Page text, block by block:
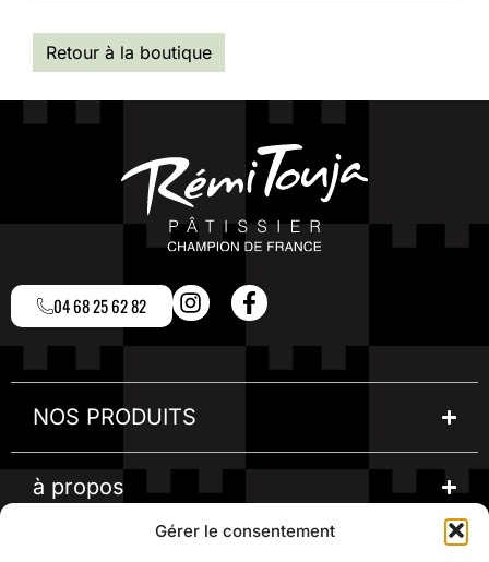
Gérer le consentement
Retour à la boutique
04 68 25 62 82
NOS PRODUITS
à propos